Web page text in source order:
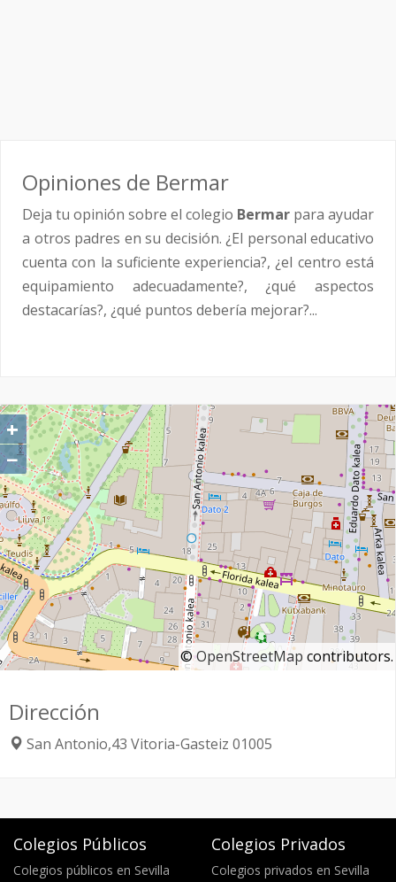
Opiniones de Bermar
Deja tu opinión sobre el colegio Bermar para ayudar
a otros padres en su decisión. ¿El personal educativo
cuenta con la suficiente experiencia?, ¿el centro está
equipamiento adecuadamente?, ¿qué aspectos
destacarías?, ¿qué puntos debería mejorar?...
+
−
©OpenStreetMap contributors.
Dirección
San Antonio,43 Vitoria-Gasteiz 01005
Colegios Públicos
Colegios públicos en Sevilla
Colegios Privados
Colegios privados en Sevilla